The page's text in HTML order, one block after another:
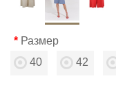
Размер
40
42